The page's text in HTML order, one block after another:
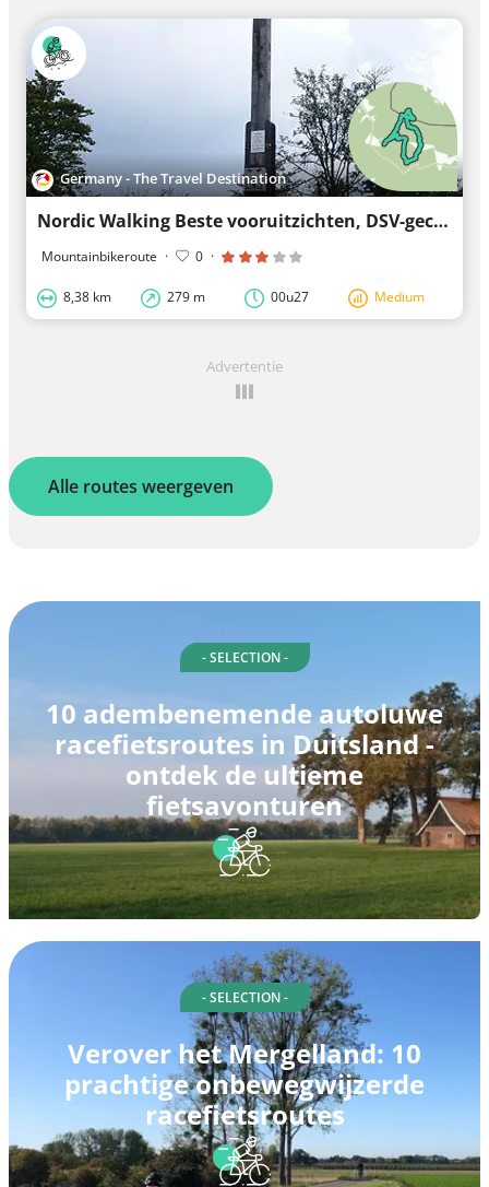
Germany - The Travel Destination
Nordic Walking Beste vooruitzichten, DSV-gecertificeerd
Mountainbikeroute · 0 ·
8,38 km 279 m 00u27 Medium
Advertentie
Alle routes weergeven
- SELECTION -
10 adembenemende autoluwe
racefietsroutes in Duitsland -
ontdek de ultieme
fietsavonturen
- SELECTION -
Verover het Mergelland: 10
prachtige onbewegwijzerde
racefietsroutes